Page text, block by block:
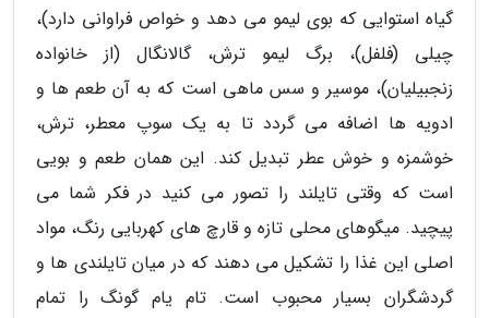
گیاه استوایی که بوی لیمو می دهد و خواص فراوانی دارد)،
چیلی (فلفل)، برگ لیمو ترش، گالانگال (از خانواده
زنجبیلیان)، موسیر و سس ماهی است که به آن طعم ها و
ادویه ها اضافه می گردد تا به یک سوپ معطر، ترش،
خوشمزه و خوش عطر تبدیل کند. این همان طعم و بویی
است که وقتی تایلند را تصور می کنید در فکر شما می
پیچید. میگوهای محلی تازه و قارچ های کهربایی رنگ، مواد
اصلی این غذا را تشکیل می دهند که در میان تایلندی ها و
گردشگران بسیار محبوب است. تام یام گونگ را تمام